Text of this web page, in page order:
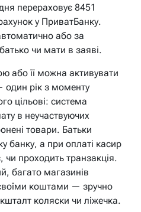
перераховує 8451
у ПриватБанку.
або за
чи мати в заяві.
або її можна активувати
один рік з моменту
цільові: система
в неучаствуючих
товари. Батьки
банку, а при оплаті касир
чи проходить транзакція.
багато магазинів
коштами — зручно
коляски чи ліжечка.